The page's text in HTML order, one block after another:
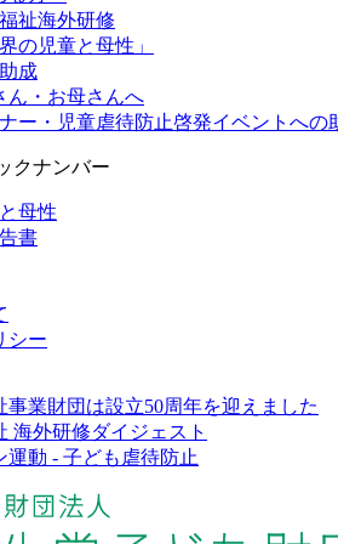
祉海外研修
の児童と母性」
成
ん・お母さんへ
ー・児童虐待防止啓発イベントへの
クナンバー
母性
書
シー